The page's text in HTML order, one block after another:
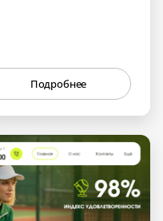
Подробнее